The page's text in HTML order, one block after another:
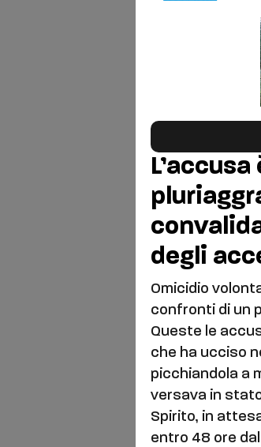
degli
Omicidio
confronti di un
Queste le
che ha ucciso
picchiandola a
versava in
Spirito, in
entro 48 ore